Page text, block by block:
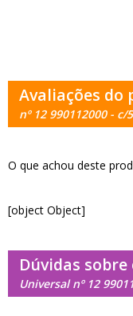
Avaliações do
nº 12 990112000 - c/
O que achou deste
[object Object]
Dúvidas
Universal nº 12